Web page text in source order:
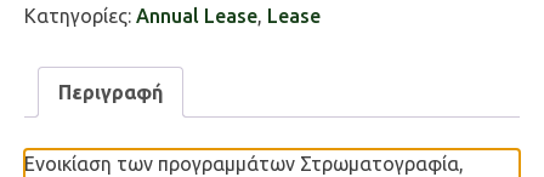
Κατηγορίες: Annual Lease, Lease
Περιγραφή
Ενοικίαση των προγραμμάτων Στρωματογραφία,